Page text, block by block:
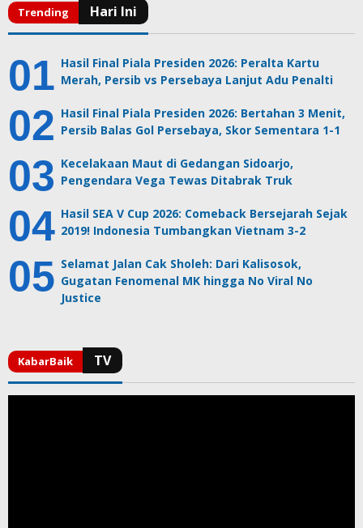
Hasil Final Piala Presiden 2026: Peralta Kartu
Merah, Persib vs Persebaya Lanjut Adu Penalti
Hasil Final Piala Presiden 2026: Bertahan 3 Menit,
Persib Balas Gol Persebaya, Skor Sementara 1-1
Kecelakaan Maut di Gedangan Sidoarjo,
Pengendara Vega Tewas Ditabrak Truk
Hasil SEA V Cup 2026: Comeback Bersejarah Sejak
2019! Indonesia Tumbangkan Vietnam 3-2
Selamat Jalan Cak Sholeh: Dari Kalisosok,
Gugatan Fenomenal MK hingga No Viral No
Justice